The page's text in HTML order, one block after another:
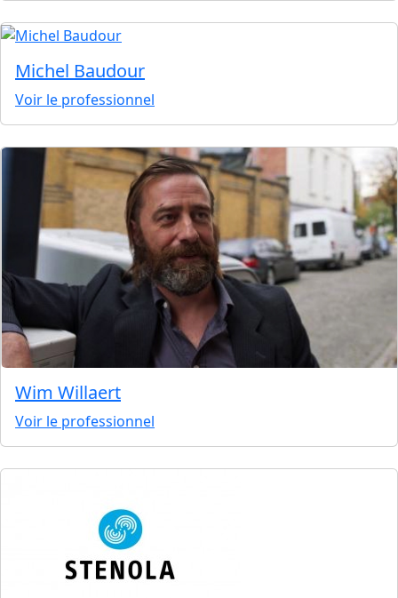
Michel Baudour
Voir le professionnel
Wim Willaert
Voir le professionnel